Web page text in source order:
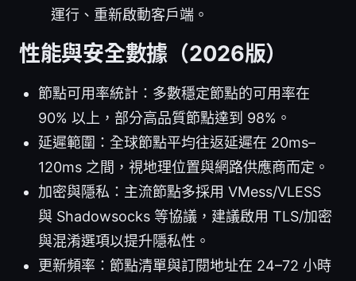
運行、重新啟動客戶端。
性能與安全數據（2026版）
節點可用率統計：多數穩定節點的可用率在
90% 以上，部分高品質節點達到 98%。
延遲範圍：全球節點平均往返延遲在 20ms–
120ms 之間，視地理位置與網路供應商而定。
加密與隱私：主流節點多採用 VMess/VLESS
與 Shadowsocks 等協議，建議啟用 TLS/加密
與混淆選項以提升隱私性。
更新頻率：節點清單與訂閱地址在 24–72 小時